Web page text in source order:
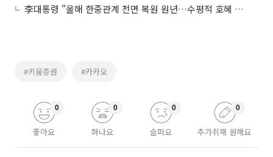
李대통령 "올해 한중관계 전면 복원 원년…수평적 호혜 협력"
#키움증권 #카카오
좋아요
0
화나요
0
슬퍼요
0
추가취재 원해요
0